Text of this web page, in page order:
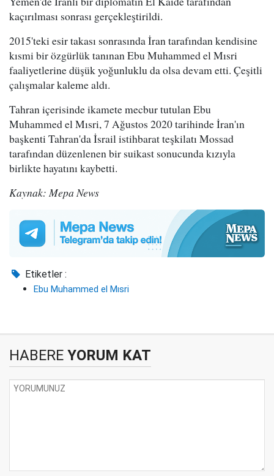
kaçırılması sonrası gerçekleştirildi.
2015'teki esir takası sonrasında İran tarafından kendisine
kısmi bir özgürlük tanınan Ebu Muhammed el Mısri
faaliyetlerine düşük yoğunluklu da olsa devam etti. Çeşitli
çalışmalar kaleme aldı.
Tahran içerisinde ikamete mecbur tutulan Ebu
Muhammed el Mısri, 7 Ağustos 2020 tarihinde İran'ın
başkenti Tahran'da İsrail istihbarat teşkilatı Mossad
tarafından düzenlenen bir suikast sonucunda kızıyla
birlikte hayatını kaybetti.
Kaynak: Mepa News
Etiketler :
Ebu Muhammed el Mısri
HABERE YORUM KAT